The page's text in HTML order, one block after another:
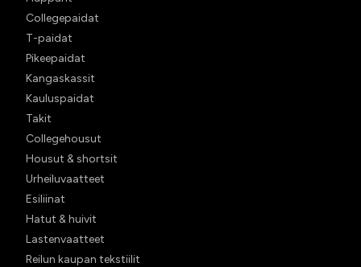
Collegepaidat
T-paidat
Pikeepaidat
Kangaskassit
Kauluspaidat
Takit
Collegehousut
Housut & shortsit
Urheiluvaatteet
Esiliinat
Hatut & huivit
Lastenvaatteet
Reilun kaupan tekstiilit